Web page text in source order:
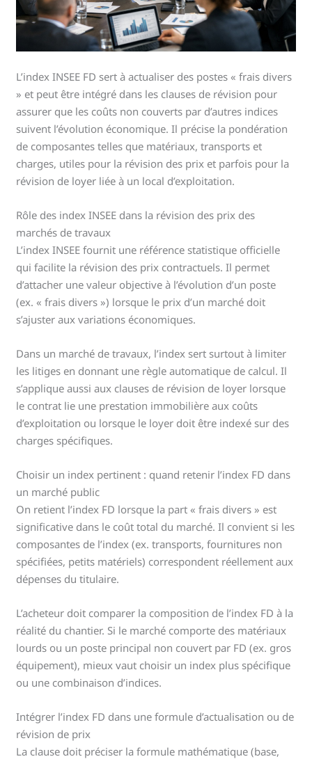
L’index INSEE FD sert à actualiser des postes « frais divers
» et peut être intégré dans les clauses de révision pour
assurer que les coûts non couverts par d’autres indices
suivent l’évolution économique. Il précise la pondération
de composantes telles que matériaux, transports et
charges, utiles pour la révision des prix et parfois pour la
révision de loyer liée à un local d’exploitation.
Rôle des index INSEE dans la révision des prix des
marchés de travaux
L’index INSEE fournit une référence statistique officielle
qui facilite la révision des prix contractuels. Il permet
d’attacher une valeur objective à l’évolution d’un poste
(ex. « frais divers ») lorsque le prix d’un marché doit
s’ajuster aux variations économiques.
Dans un marché de travaux, l’index sert surtout à limiter
les litiges en donnant une règle automatique de calcul. Il
s’applique aussi aux clauses de révision de loyer lorsque
le contrat lie une prestation immobilière aux coûts
d’exploitation ou lorsque le loyer doit être indexé sur des
charges spécifiques.
Choisir un index pertinent : quand retenir l’index FD dans
un marché public
On retient l’index FD lorsque la part « frais divers » est
significative dans le coût total du marché. Il convient si les
composantes de l’index (ex. transports, fournitures non
spécifiées, petits matériels) correspondent réellement aux
dépenses du titulaire.
L’acheteur doit comparer la composition de l’index FD à la
réalité du chantier. Si le marché comporte des matériaux
lourds ou un poste principal non couvert par FD (ex. gros
équipement), mieux vaut choisir un index plus spécifique
ou une combinaison d’indices.
Intégrer l’index FD dans une formule d’actualisation ou de
révision de prix
La clause doit préciser la formule mathématique (base,